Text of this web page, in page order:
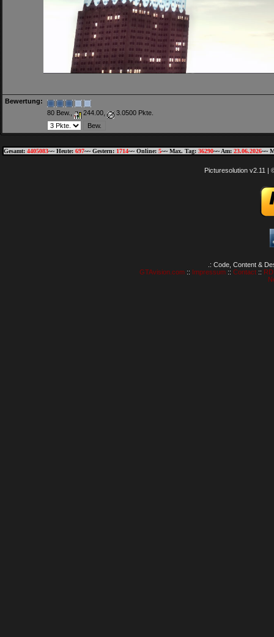
Bewertung:
80 Bew.,
244.00, 3.0500 Pkte.
Gesamt: 4405083~~ Heute: 697~~ Gestern: 1714~~ Online: 5~~ Max. Tag: 36290~~ Am: 23.06.2026~~
Picturesolution v2.11 |
.: Code, Content &
GTAvision.com:: Impressum:: Contact::